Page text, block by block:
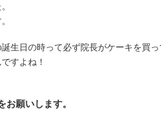
生日の時って必ず院長がケーキを買
すよね！
願いします。